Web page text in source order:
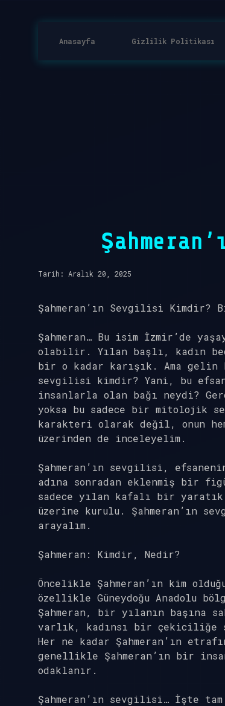
Anasayfa Gizlilik Politikası
Tarih: Aralık 20, 2025
Şahmeran’ın Sevgilisi Kimdir?
Şahmeran… Bu isim İzmir’de
olabilir. Yılan başlı, kadın
bir o kadar karışık. Ama gelin
sevgilisi kimdir? Yani, bu
insanlarla olan bağı neydi?
yoksa bu sadece bir mitolojik
karakteri olarak değil, onun
üzerinden de inceleyelim.
Şahmeran’ın sevgilisi,
adına sonradan eklenmiş bir
sadece yılan kafalı bir
üzerine kurulu. Şahmeran’ın
arayalım.
Şahmeran: Kimdir, Nedir?
Öncelikle Şahmeran’ın kim
özellikle Güneydoğu Anadolu
Şahmeran, bir yılanın
varlık, kadınsı bir çekiciliğe
Her ne kadar Şahmeran’ın
genellikle Şahmeran’ın bir
odaklanır.
Şahmeran’ın sevgilisi… İşte